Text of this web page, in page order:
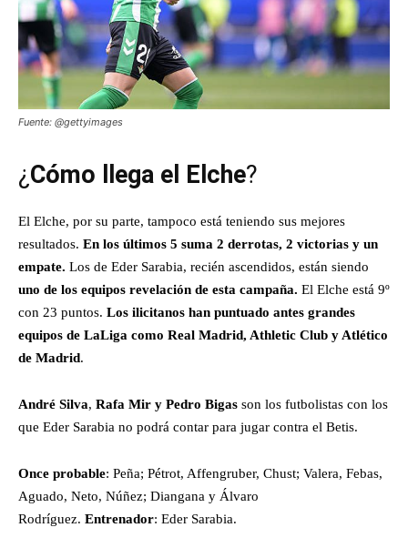
Fuente: @gettyimages
¿Cómo llega el Elche?
El Elche, por su parte, tampoco está teniendo sus mejores
resultados. En los últimos 5 suma 2 derrotas, 2 victorias y un
empate. Los de Eder Sarabia, recién ascendidos, están siendo
uno de los equipos revelación de esta campaña. El Elche está 9º
con 23 puntos. Los ilicitanos han puntuado antes grandes
equipos de LaLiga como Real Madrid, Athletic Club y Atlético
de Madrid.
André Silva, Rafa Mir y Pedro Bigas son los futbolistas con los
que Eder Sarabia no podrá contar para jugar contra el Betis.
Once probable: Peña; Pétrot, Affengruber, Chust; Valera, Febas,
Aguado, Neto, Núñez; Diangana y Álvaro
Rodríguez. Entrenador: Eder Sarabia.